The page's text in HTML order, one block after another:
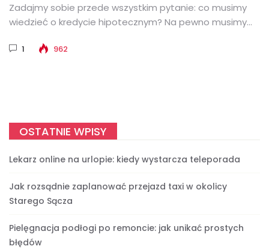
Zadajmy sobie przede wszystkim pytanie: co musimy
wiedzieć o kredycie hipotecznym? Na pewno musimy
1 962
OSTATNIE WPISY
Lekarz online na urlopie: kiedy wystarcza teleporada
Jak rozsądnie zaplanować przejazd taxi w okolicy
Starego Sącza
Pielęgnacja podłogi po remoncie: jak unikać prostych
błędów